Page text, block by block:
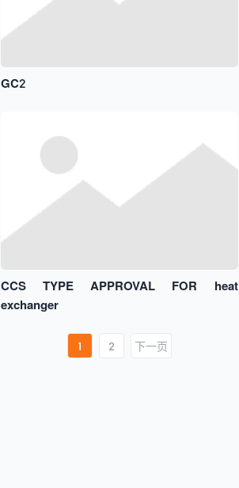
GC2
CCS TYPE APPROVAL FOR heat
exchanger
1 2 下一页